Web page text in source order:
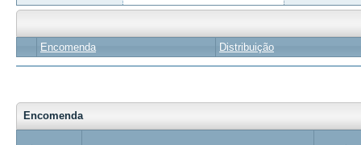
Encomenda Distribuição
Encomenda